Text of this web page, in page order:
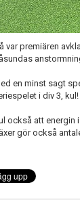
var premiären
en minst sagt
i div 3, kul!
också att energin
gör också